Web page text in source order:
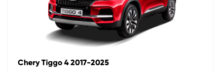
Chery Tiggo 4 2017-2025